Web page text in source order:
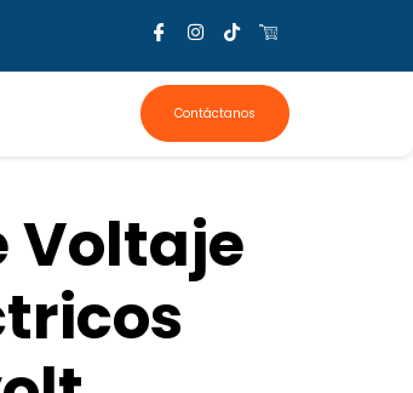
Contáctanos
Voltaje